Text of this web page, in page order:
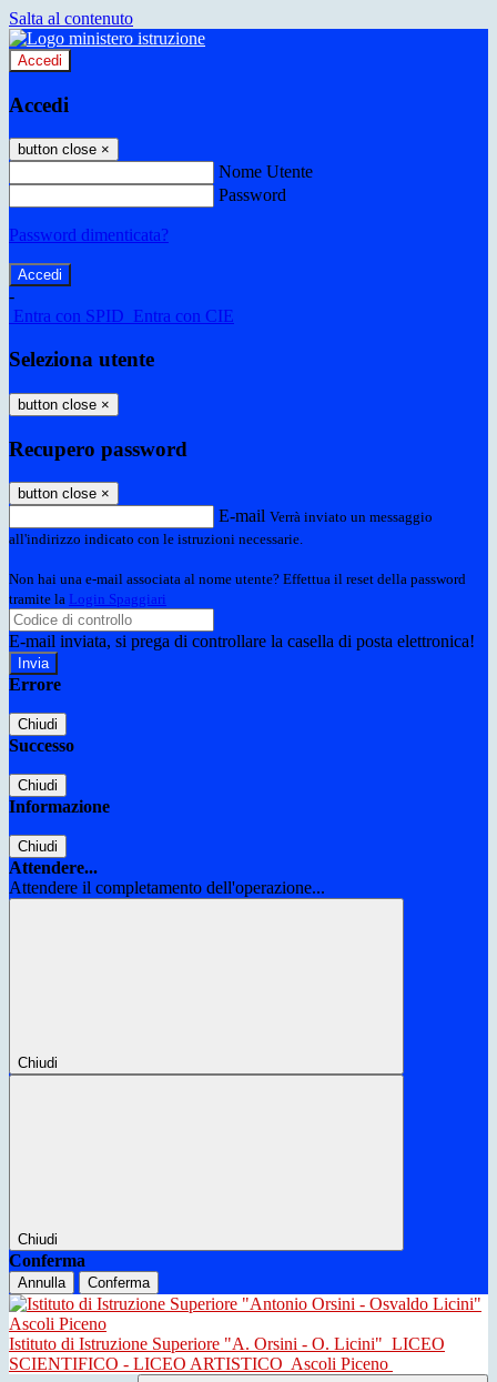
Salta al contenuto
Accedi
Accedi
button close ×
Nome Utente
Password
Password dimenticata?
-
Entra con SPID Entra con CIE
Seleziona utente
button close ×
Recupero password
button close ×
E-mail Verrà inviato un messaggio
all'indirizzo indicato con le istruzioni necessarie.
Non hai una e-mail associata al nome utente? Effettua il reset della password
tramite la Login Spaggiari
E-mail inviata, si prega di controllare la casella di posta elettronica!
Errore
Chiudi
Successo
Chiudi
Informazione
Chiudi
Attendere...
Attendere il completamento dell'operazione...
Chiudi
Chiudi
Conferma
Annulla Conferma
Istituto di Istruzione Superiore "A. Orsini - O. Licini" LICEO
SCIENTIFICO - LICEO ARTISTICO Ascoli Piceno